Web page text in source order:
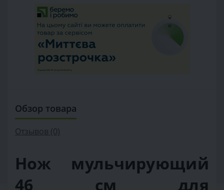
Обзор товара
Отзывов (0)
Нож мульчирующий
46 см для